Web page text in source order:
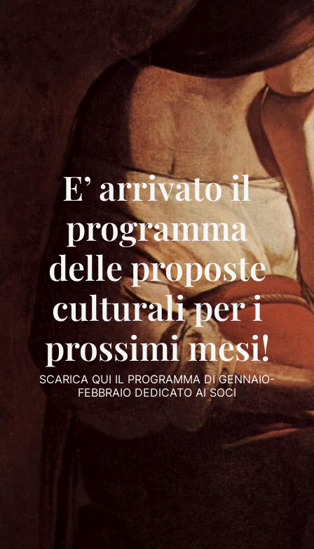
E’ arrivato il
programma
delle proposte
culturali per i
prossimi mesi!
SCARICA QUI IL PROGRAMMA DI GENNAIO-
FEBBRAIO DEDICATO AI SOCI